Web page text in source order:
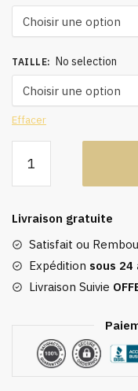
TAILLE: No selection
Effacer
Caftan
abaya
modeste
Livraison gratuite
Satisfait ou
Expédition sous 24
Livraison Suivie